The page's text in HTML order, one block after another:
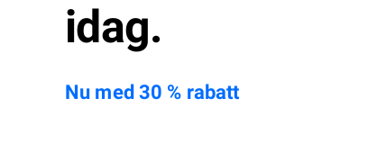
idag.
Nu med 30 % rabatt